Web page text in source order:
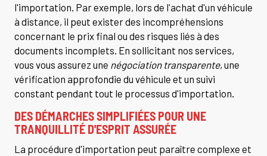
l'importation. Par exemple, lors de l'achat d'un véhicule
à distance, il peut exister des incompréhensions
concernant le prix final ou des risques liés à des
documents incomplets. En sollicitant nos services,
vous vous assurez une négociation transparente, une
vérification approfondie du véhicule et un suivi
constant pendant tout le processus d'importation.
DES DÉMARCHES SIMPLIFIÉES POUR UNE
TRANQUILLITÉ D'ESPRIT ASSURÉE
La procédure d'importation peut paraître complexe et